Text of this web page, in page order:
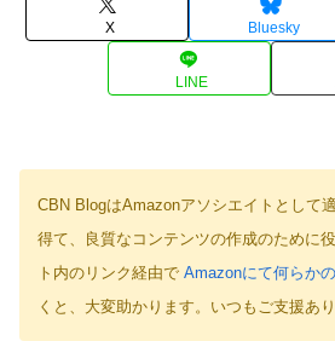
X Bluesky
LINE
CBN BlogはAmazonアソシエイトとして
得て、良質なコンテンツの作成のために
ト内のリンク経由で Amazonにて何らか
くと、大変助かります。いつもご支援あ